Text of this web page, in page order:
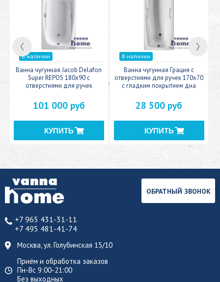
В наличии
Ванна чугунная Jacob Delafon
Super REPOS 180х90 с
отверстиями для ручек
101 000 руб
В наличии
Ванна чугунная Грация с
отверстиями для ручек 170х70
с гладким покрытием дна
28 500 руб
+7 965 431-31-11
+7 495 481-41-74
Москва, ул. Голубинская 15/10
Приём и обработка заказов
Пн-Вс 9:00-21:00
Без выходных
ОБРАТНЫЙ ЗВОНОК